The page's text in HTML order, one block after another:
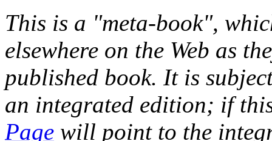
This is a "meta-book",
elsewhere on the Web as
published book. It is
an integrated edition; if
Page will point to the